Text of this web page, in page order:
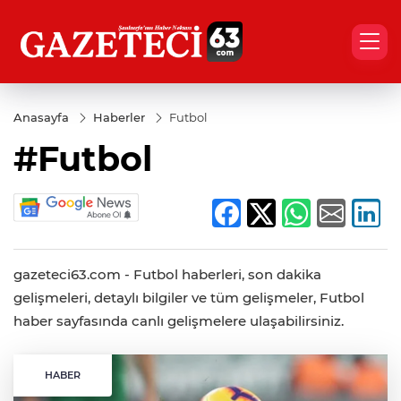
Anasayfa Haberler Futbol
#Futbol
gazeteci63.com - Futbol haberleri, son dakika
gelişmeleri, detaylı bilgiler ve tüm gelişmeler, Futbol
haber sayfasında canlı gelişmelere ulaşabilirsiniz.
HABER